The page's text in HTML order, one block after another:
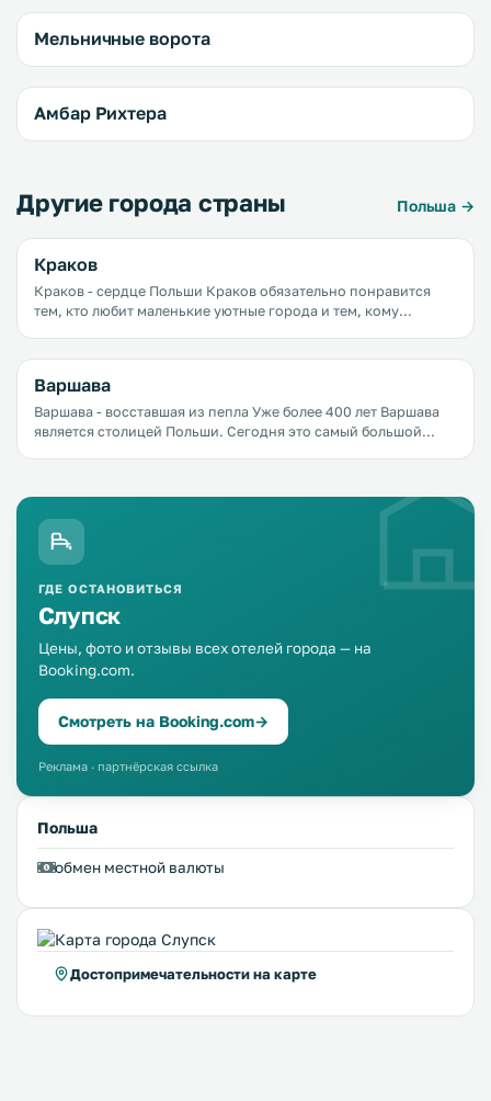
Мельничные ворота
Амбар Рихтера
Другие города страны Польша →
Краков
Краков - сердце Польши Краков обязательно понравится
тем, кто любит маленькие уютные города и тем, кому
Варшава
Варшава - восставшая из пепла Уже более 400 лет Варшава
является столицей Польши. Сегодня это самый большой
ГДЕ ОСТАНОВИТЬСЯ
Слупск
Цены, фото и отзывы всех отелей города — на
Booking.com.
Смотреть на Booking.com→
Реклама · партнёрская ссылка
Польша
обмен местной валюты
Достопримечательности на карте